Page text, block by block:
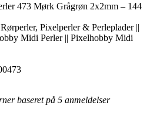
473 Mørk Grågrøn 2x2mm – 144
Pixelperler & Perleplader ||
Midi Perler || Pixelhobby Midi
baseret på 5 anmeldelser